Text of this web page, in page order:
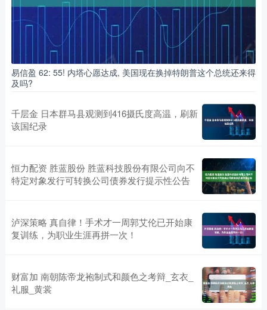
易信盈 62: 55! 内塔心愿达成, 美国现在换掉特朗普这个总统还来得
及吗?
千层金 日本群马县观测到416摄氏度高温，刷新
该国纪录
恒力配资 胜蓝股份 胜蓝科技股份有限公司向不
特定对象发行可转换公司债券发行提示性公告
泸深策略 真自律！手术才一周郭艾伦已开始康
复训练，为职业生涯再拼一次！
财富加 南朝陈帝龙袍制式和颜色之考辩_玄衣_
礼服_黄裳